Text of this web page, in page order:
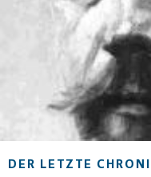
DER LETZTE